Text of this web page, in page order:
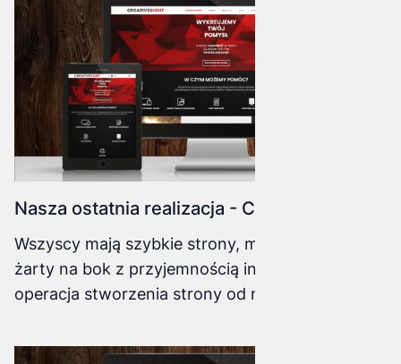
wpływa na doświadczenie użytkowników. W
artykule przedstawimy 14 powodów, dlaczego
warto inwestować w szybką stronę internetową.
Nasza ostatnia realizacja - Creativesight.pl
Wszyscy mają szybkie strony, mamy i my :),
żarty na bok z przyjemnością informujemy, że
operacja stworzenia strony od nowa naszej
nextJS została zakończona sukcesem.